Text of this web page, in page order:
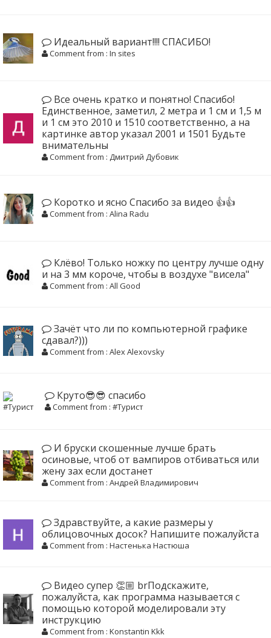
Идеальный вариант!!!! СПАСИБО!
Comment from : In sites
Все очень кратко и понятно! Спасибо!
Единственное, заметил, 2 метра и 1 см и 1,5 м
и 1 см это 2010 и 1510 соответственно, а на
картинке автор указал 2001 и 1501 Будьте
внимательны
Comment from : Дмитрий Дубовик
Коротко и ясно Спасибо за видео 👍👍
Comment from : Alina Radu
Клёво! Только ножку по центру лучше одну
и на 3 мм короче, чтобы в воздухе "висела"
Comment from : All Good
Зачёт что ли по компьютерной графике
сдавал?)))
Comment from : Alex Alexovsky
Круто😎😎 спасибо
Comment from : #Турист
И бруски скошенные лучше брать
осиновые, чтоб от вампиров отбиваться или
жену зах если достанет
Comment from : Андрей Владимирович
Здравствуйте, а какие размеры у
облицовочных досок? Напишите пожалуйста
Comment from : Настенька Настюша
Видео супер 👏🏼 brПодскажите,
пожалуйста, как программа называется с
помощью которой моделировали эту
инструкцию
Comment from : Konstantin Kkk